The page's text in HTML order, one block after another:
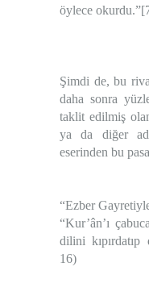
öylece
Şimdi de, bu
daha sonra
taklit edilmiş
ya da diğer
eserinden bu
“Ezber
“Kur’ân’ı
dilini kıpırdatıp
16)